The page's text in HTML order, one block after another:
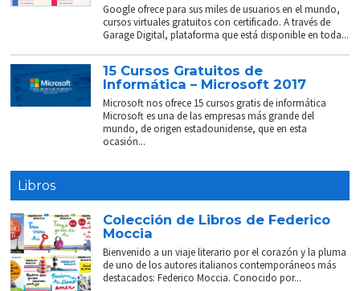
Google ofrece para sus miles de usuarios en el mundo,
cursos virtuales gratuitos con certificado. A través de
Garage Digital, plataforma que está disponible en toda...
15 Cursos Gratuitos de
Informática – Microsoft 2017
Microsoft nos ofrece 15 cursos gratis de informática
Microsoft es una de las empresas más grande del
mundo, de origen estadounidense, que en esta
ocasión...
Libros
Colección de Libros de Federico
Moccia
Bienvenido a un viaje literario por el corazón y la pluma
de uno de los autores italianos contemporáneos más
destacados: Federico Moccia. Conocido por...